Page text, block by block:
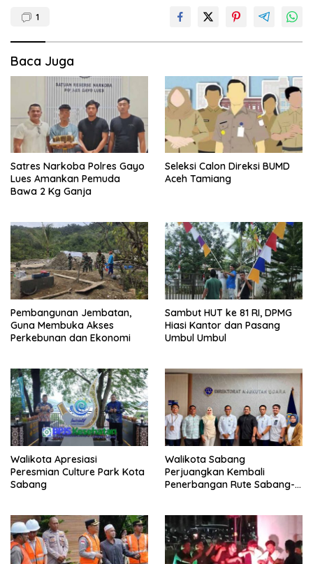
1
Baca Juga
Satres Narkoba Polres Gayo
Lues Amankan Pemuda
Bawa 2 Kg Ganja
Seleksi Calon Direksi BUMD
Aceh Tamiang
Pembangunan Jembatan,
Guna Membuka Akses
Perkebunan dan Ekonomi
Sambut HUT ke 81 RI, DPMG
Hiasi Kantor dan Pasang
Umbul Umbul
Walikota Apresiasi
Peresmian Culture Park Kota
Sabang
Walikota Sabang
Perjuangkan Kembali
Penerbangan Rute Sabang-